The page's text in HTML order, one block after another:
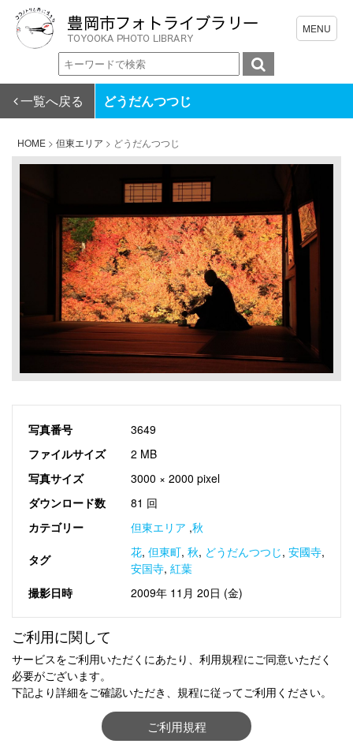
一覧へ戻る どうだんつつじ
HOME > 但東エリア > どうだんつつじ
写真番号
3649
ファイルサイズ
2 MB
写真サイズ
3000 × 2000 pixel
ダウンロード数
81 回
カテゴリー
但東エリア ,秋
タグ 花, 但東町, 秋, どうだんつつじ, 安國寺,
安国寺, 紅葉
撮影日時
2009年 11月 20日 (金)
ご利用に関して
サービスをご利用いただくにあたり、利用規程にご同意いただく
必要がございます。
下記より詳細をご確認いただき、規程に従ってご利用ください。
ご利用規程